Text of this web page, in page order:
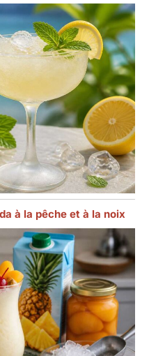
à la pêche et à la noix